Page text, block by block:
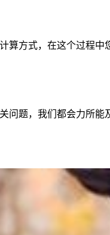
算方式，在这个过程
问题，我们都会力所